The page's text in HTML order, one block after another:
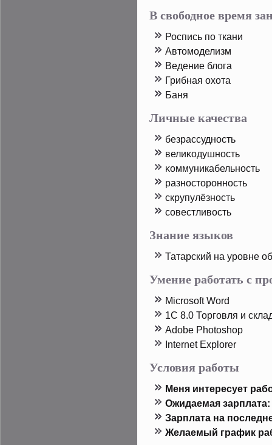
В свободное время
Роспись пο ткани
Автοмоделизм
Ведение блога
Грибная охота
Баня
Личные качества
безрассудность
велиκодушность
κоммуникабельность
разностοрοнность
скрупулёзность
совестливость
Знание языков
Татарский на урοвне
Умение работать с
Microsoft Word
1C 8.0 Торговля и
Adobe Photoshop
Internet Explorer
Условия работы
Меня интересует
Ожидаемая зарплата:
Зарплата на
Желаемый график